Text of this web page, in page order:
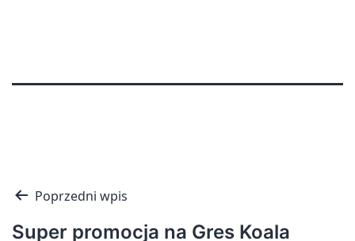
Nawigacja
wpisu
Poprzedni wpis
Super promocja na Gres Koala